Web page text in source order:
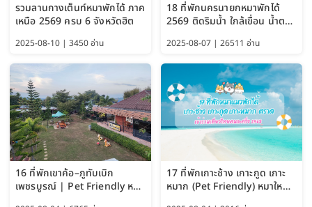
รวมลานกางเต็นท์หมาพักได้ ภาค
เหนือ 2569 ครบ 6 จังหวัดฮิต
2025-08-10 | 3450 อ่าน
18 ที่พักนครนายกหมาพักได้
2569 ติดริมน้ำ ใกล้เขื่อน น้ำตก
Pet Friendly และหมาใหญ่พัก
ได้
2025-08-07 | 26511 อ่าน
16 ที่พักเขาค้อ–ภูทับเบิก
เพชรบูรณ์ | Pet Friendly หมา
17 ที่พักเกาะช้าง เกาะกูด เกาะ
หมาก (Pet Friendly) หมาใหญ่